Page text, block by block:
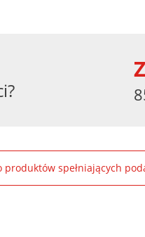
produktów spełniających